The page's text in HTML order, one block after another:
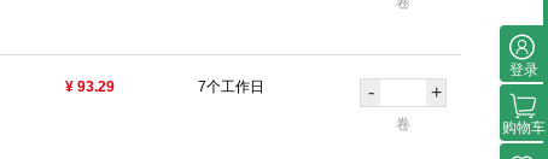
¥ 93.29 7个工作日 - +
卷
登录
购物车